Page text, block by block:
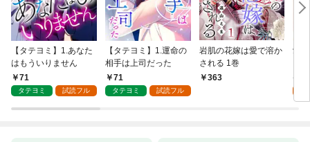
【タテヨミ】1.あなた
はもういりません
71
タテヨミ 試読フル
【タテヨミ】1.運命の
相手は上司だった
71
タテヨミ 試読フル
岩肌の花嫁は愛で溶か
される 1巻
363
愛